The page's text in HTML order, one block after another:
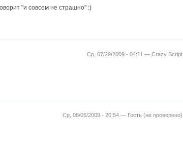
"и совсем не страшно" :)
Ср, 07/29/2009 - 04:11 — Crazy Script
Ср, 08/05/2009 - 20:54 — Гость (не проверено)